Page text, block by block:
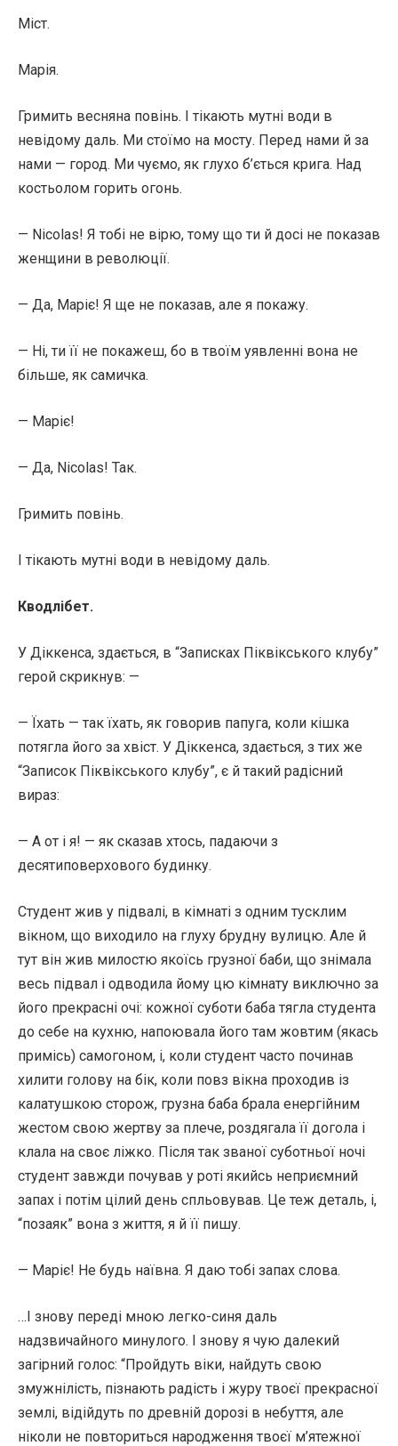
Міст.
Марія.
Гримить весняна повінь. І тікають мутні води в
невідому даль. Ми стоїмо на мосту. Перед нами й за
нами — город. Ми чуємо, як глухо б’ється крига. Над
костьолом горить огонь.
— Nicolas! Я тобі не вірю, тому що ти й досі не показав
женщини в революції.
— Да, Маріє! Я ще не показав, але я покажу.
— Ні, ти її не покажеш, бо в твоїм уявленні вона не
більше, як самичка.
— Маріє!
— Да, Nicolas! Так.
Гримить повінь.
І тікають мутні води в невідому даль.
Кводлібет.
У Діккенса, здається, в “Записках Піквікського клубу”
герой скрикнув: —
— Їхать — так їхать, як говорив папуга, коли кішка
потягла його за хвіст. У Діккенса, здається, з тих же
“Записок Піквікського клубу”, є й такий радісний
вираз:
— А от і я! — як сказав хтось, падаючи з
десятиповерхового будинку.
Студент жив у підвалі, в кімнаті з одним тусклим
вікном, що виходило на глуху брудну вулицю. Але й
тут він жив милостю якоїсь грузної баби, що знімала
весь підвал і одводила йому цю кімнату виключно за
його прекрасні очі: кожної суботи баба тягла студента
до себе на кухню, напоювала його там жовтим (якась
примісь) самогоном, і, коли студент часто починав
хилити голову на бік, коли повз вікна проходив із
калатушкою сторож, грузна баба брала енергійним
жестом свою жертву за плече, роздягала її догола і
клала на своє ліжко. Після так званої суботньої ночі
студент завжди почував у роті якийсь неприємний
запах і потім цілий день спльовував. Це теж деталь, і,
“позаяк” вона з життя, я й її пишу.
— Маріє! Не будь наївна. Я даю тобі запах слова.
…І знову переді мною легко-синя даль
надзвичайного минулого. І знову я чую далекий
загірний голос: “Пройдуть віки, найдуть свою
змужнілість, пізнають радість і журу твоєї прекрасної
землі, відійдуть по древній дорозі в небуття, але
ніколи не повториться народження твоєї м’ятежної